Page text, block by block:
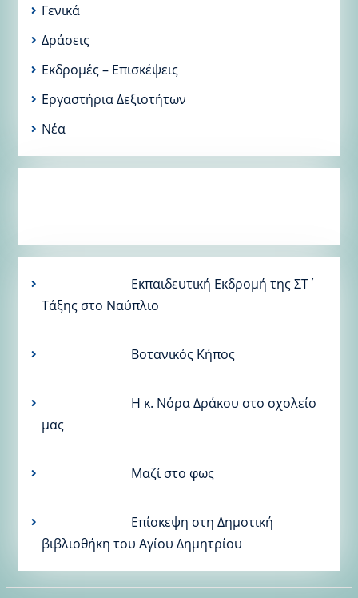
Γενικά
Δράσεις
Εκδρομές – Επισκέψεις
Εργαστήρια Δεξιοτήτων
Νέα
Εκπαιδευτική Εκδρομή της ΣΤ΄
Τάξης στο Ναύπλιο
Βοτανικός Κήπος
Η κ. Νόρα Δράκου στο σχολείο
μας
Μαζί στο φως
Επίσκεψη στη Δημοτική
βιβλιοθήκη του Αγίου Δημητρίου